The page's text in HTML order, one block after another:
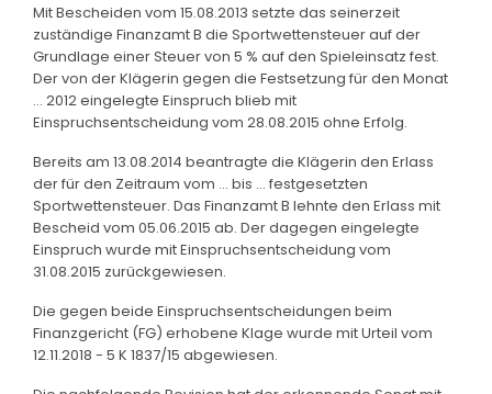
Mit Bescheiden vom 15.08.2013 setzte das seinerzeit
zuständige Finanzamt B die Sportwettensteuer auf der
Grundlage einer Steuer von 5 % auf den Spieleinsatz fest.
Der von der Klägerin gegen die Festsetzung für den Monat
… 2012 eingelegte Einspruch blieb mit
Einspruchsentscheidung vom 28.08.2015 ohne Erfolg.
Bereits am 13.08.2014 beantragte die Klägerin den Erlass
der für den Zeitraum vom … bis … festgesetzten
Sportwettensteuer. Das Finanzamt B lehnte den Erlass mit
Bescheid vom 05.06.2015 ab. Der dagegen eingelegte
Einspruch wurde mit Einspruchsentscheidung vom
31.08.2015 zurückgewiesen.
Die gegen beide Einspruchsentscheidungen beim
Finanzgericht (FG) erhobene Klage wurde mit Urteil vom
12.11.2018 - 5 K 1837/15 abgewiesen.